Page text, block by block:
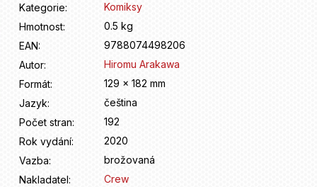
Kategorie:
Komiksy
Hmotnost:
0.5 kg
EAN:
9788074498206
Autor:
Hiromu Arakawa
Formát:
129 x 182 mm
Jazyk:
čeština
Počet stran:
192
Rok vydání:
2020
Vazba:
brožovaná
Nakladatel:
Crew
č
u
e
e